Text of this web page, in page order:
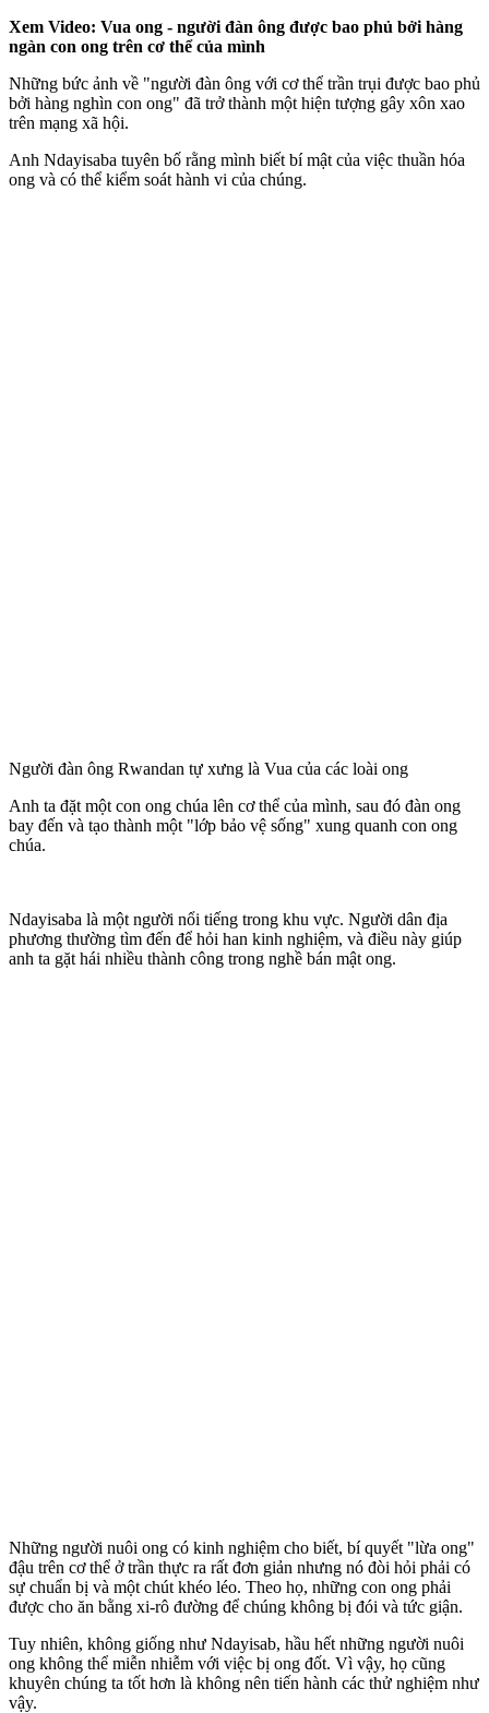
Xem Video: Vua ong - người đàn ông được bao phủ bởi hàng
ngàn con ong trên c‌ơ th‌ể của mình
Những bức ảnh về "người đàn ông với c‌ơ th‌ể trần trụi được bao phủ
bởi hàng nghìn con ong" đã trở thành một hiện tượng gây xôn xao
trên mạng xã hội.
Anh Ndayisaba tuyên bố rằng mình biết bí mật của việc thuần hóa
ong và có thể kiểm soát hành vi của chúng.
Người đàn ông Rwandan tự xưng là Vua của các loài ong
Anh ta đặt một con ong chúa lên c‌ơ th‌ể của mình, sau đó đàn ong
bay đến và tạo thành một "lớp bảo vệ sống" xung quanh con ong
chúa.
Ndayisaba là một người nổi tiếng trong khu vực. Người dân địa
phương thường tìm đến để hỏi han kinh nghiệm, và điều này giúp
anh ta gặt hái nhiều thành công trong nghề bán mật ong.
Những người nuôi ong có kinh nghiệm cho biết, bí quyết "lừa ong"
đậu trên c‌ơ th‌ể ở trần thực ra rất đơn giản nhưng nó đòi hỏi phải có
sự chuẩn bị và một chút khéo léo. Theo họ, những con ong phải
được cho ăn bằng xi-rô đường để chúng không bị đói và tức giận.
Tuy nhiên, không giống như Ndayisab, hầu hết những người nuôi
ong không thể miễn nhiễm với việc bị ong đốt. Vì vậy, họ cũng
khuyên chúng ta tốt hơn là không nên tiến hành các thử nghiệm như
vậy.